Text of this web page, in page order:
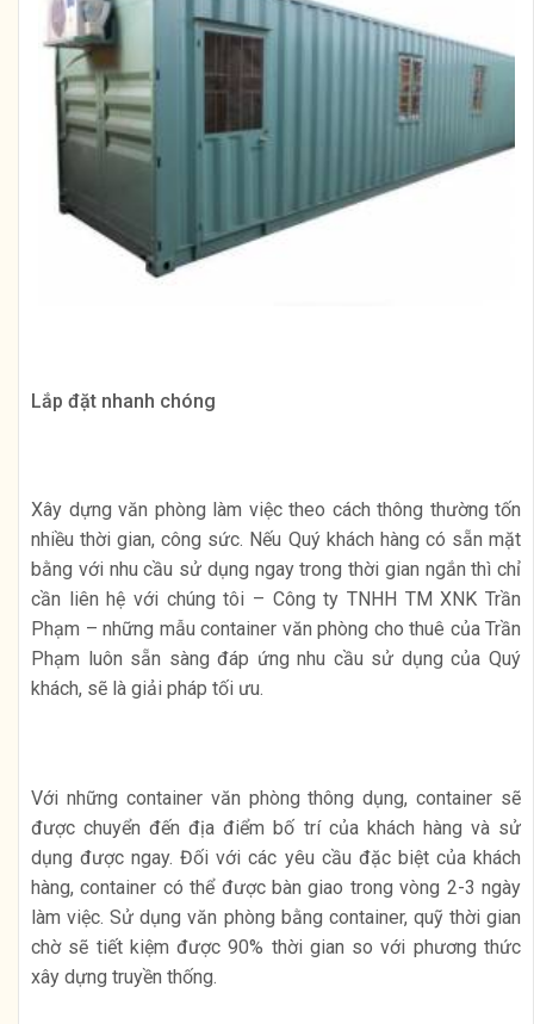
Lắp đặt nhanh chóng
Xây dựng văn phòng làm việc theo cách thông thường tốn
nhiều thời gian, công sức. Nếu Quý khách hàng có sẵn mặt
bằng với nhu cầu sử dụng ngay trong thời gian ngắn thì chỉ
cần liên hệ với chúng tôi – Công ty TNHH TM XNK Trần
Phạm – những mẫu container văn phòng cho thuê của Trần
Phạm luôn sẵn sàng đáp ứng nhu cầu sử dụng của Quý
khách, sẽ là giải pháp tối ưu.
Với những container văn phòng thông dụng, container sẽ
được chuyển đến địa điểm bố trí của khách hàng và sử
dụng được ngay. Đối với các yêu cầu đặc biệt của khách
hàng, container có thể được bàn giao trong vòng 2-3 ngày
làm việc. Sử dụng văn phòng bằng container, quỹ thời gian
chờ sẽ tiết kiệm được 90% thời gian so với phương thức
xây dựng truyền thống.